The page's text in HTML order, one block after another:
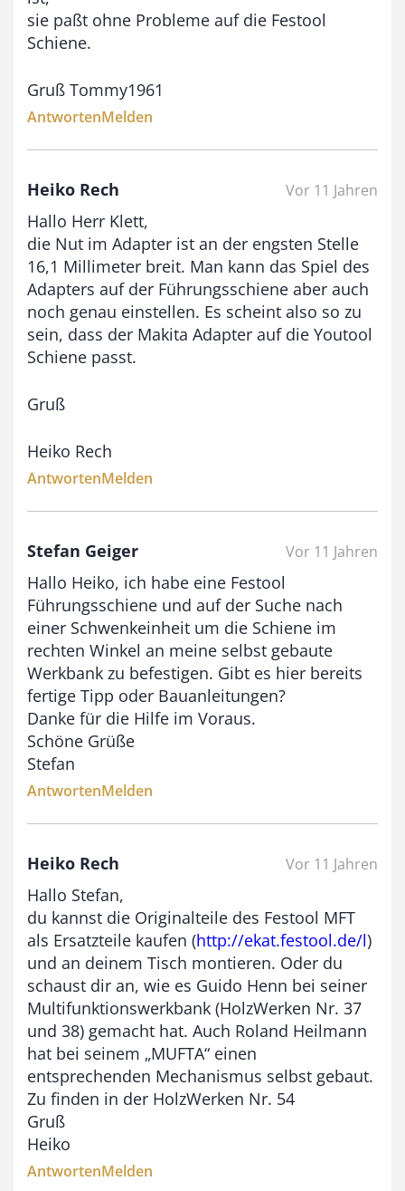
sie paßt ohne Probleme auf die Festool
Schiene.
Gruß Tommy1961
AntwortenMelden
Heiko Rech Vor 11 Jahren
Hallo Herr Klett,
die Nut im Adapter ist an der engsten Stelle
16,1 Millimeter breit. Man kann das Spiel des
Adapters auf der Führungsschiene aber auch
noch genau einstellen. Es scheint also so zu
sein, dass der Makita Adapter auf die Youtool
Schiene passt.
Gruß
Heiko Rech
AntwortenMelden
Stefan Geiger Vor 11 Jahren
Hallo Heiko, ich habe eine Festool
Führungsschiene und auf der Suche nach
einer Schwenkeinheit um die Schiene im
rechten Winkel an meine selbst gebaute
Werkbank zu befestigen. Gibt es hier bereits
fertige Tipp oder Bauanleitungen?
Danke für die Hilfe im Voraus.
Schöne Grüße
Stefan
AntwortenMelden
Heiko Rech Vor 11 Jahren
Hallo Stefan,
du kannst die Originalteile des Festool MFT
als Ersatzteile kaufen (http://ekat.festool.de/l)
und an deinem Tisch montieren. Oder du
schaust dir an, wie es Guido Henn bei seiner
Multifunktionswerkbank (HolzWerken Nr. 37
und 38) gemacht hat. Auch Roland Heilmann
hat bei seinem „MUFTA“ einen
entsprechenden Mechanismus selbst gebaut.
Zu finden in der HolzWerken Nr. 54
Gruß
Heiko
AntwortenMelden